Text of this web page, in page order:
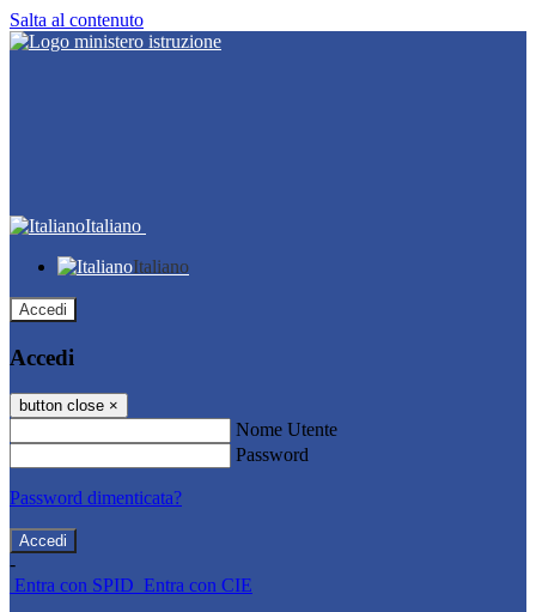
Salta al contenuto
Italiano
Italiano
Accedi
Accedi
button close ×
Nome Utente
Password
Password dimenticata?
-
Entra con SPID Entra con CIE